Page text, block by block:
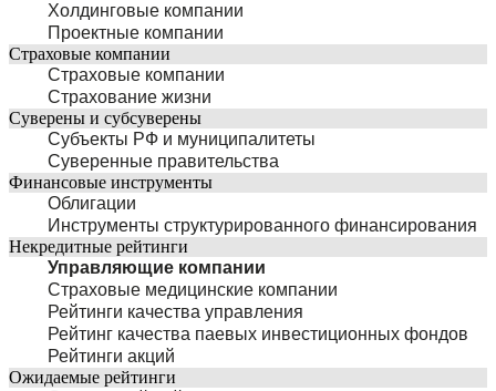
Холдинговые компании
Проектные компании
Страховые компании
Страховые компании
Страхование жизни
Суверены и субсуверены
Субъекты РФ и муниципалитеты
Суверенные правительства
Финансовые инструменты
Облигации
Инструменты структурированного финансирования
Некредитные рейтинги
Управляющие компании
Страховые медицинские компании
Рейтинги качества управления
Рейтинг качества паевых инвестиционных фондов
Рейтинги акций
Ожидаемые рейтинги